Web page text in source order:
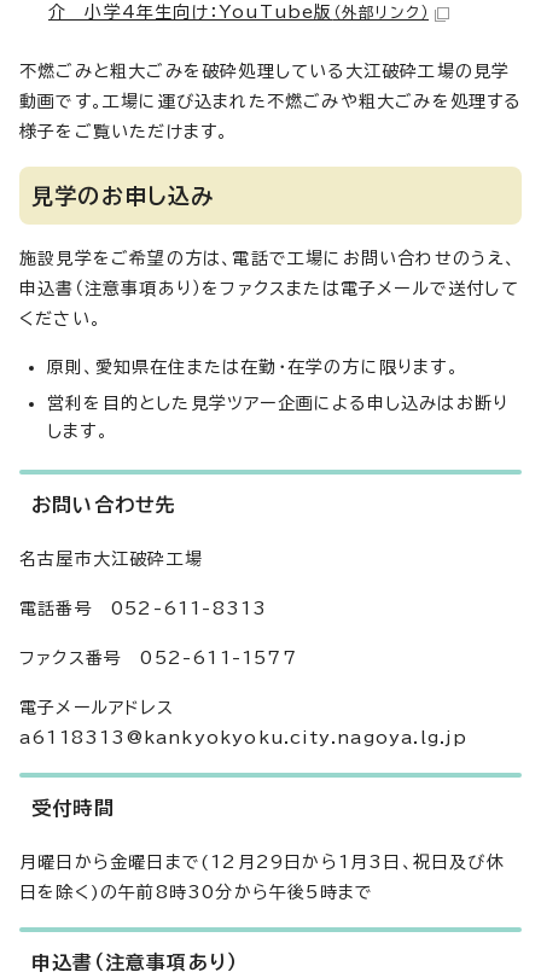
介 小学4年生向け：YouTube版 （外部リンク）
不燃ごみと粗大ごみを破砕処理している大江破砕工場の見学
動画です。工場に運び込まれた不燃ごみや粗大ごみを処理する
様子をご覧いただけます。
見学のお申し込み
施設見学をご希望の方は、電話で工場にお問い合わせのうえ、
申込書（注意事項あり）をファクスまたは電子メールで送付して
ください。
原則、愛知県在住または在勤・在学の方に限ります。
営利を目的とした見学ツアー企画による申し込みはお断り
します。
お問い合わせ先
名古屋市大江破砕工場
電話番号 052-611-8313
ファクス番号 052-611-1577
電子メールアドレス
a6118313@kankyokyoku.city.nagoya.lg.jp
受付時間
月曜日から金曜日まで(12月29日から1月3日、祝日及び休
日を除く)の午前8時30分から午後5時まで
申込書（注意事項あり）